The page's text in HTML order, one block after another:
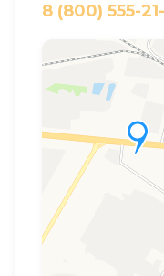
8 (800) 555-